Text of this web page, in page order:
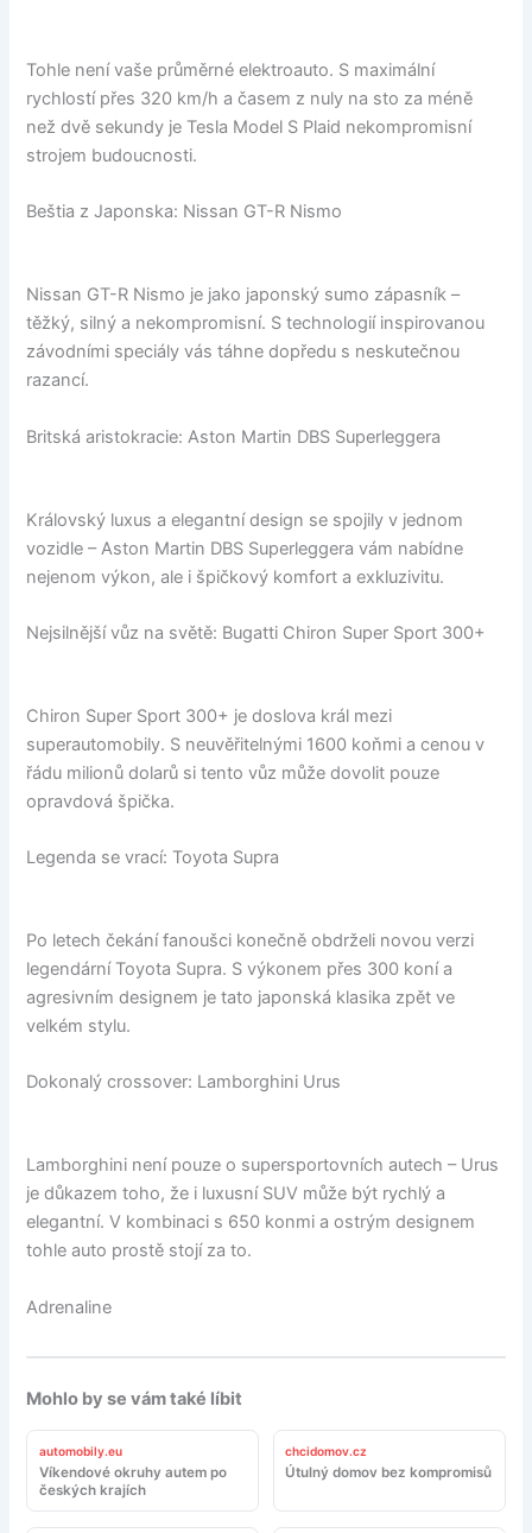
Tohle není vaše průměrné elektroauto. S maximální
rychlostí přes 320 km/h a časem z nuly na sto za méně
než dvě sekundy je Tesla Model S Plaid nekompromisní
strojem budoucnosti.
Beštia z Japonska: Nissan GT-R Nismo
Nissan GT-R Nismo je jako japonský sumo zápasník –
těžký, silný a nekompromisní. S technologií inspirovanou
závodními speciály vás táhne dopředu s neskutečnou
razancí.
Britská aristokracie: Aston Martin DBS Superleggera
Královský luxus a elegantní design se spojily v jednom
vozidle – Aston Martin DBS Superleggera vám nabídne
nejenom výkon, ale i špičkový komfort a exkluzivitu.
Nejsilnější vůz na světě: Bugatti Chiron Super Sport 300+
Chiron Super Sport 300+ je doslova král mezi
superautomobily. S neuvěřitelnými 1600 koňmi a cenou v
řádu milionů dolarů si tento vůz může dovolit pouze
opravdová špička.
Legenda se vrací: Toyota Supra
Po letech čekání fanoušci konečně obdrželi novou verzi
legendární Toyota Supra. S výkonem přes 300 koní a
agresivním designem je tato japonská klasika zpět ve
velkém stylu.
Dokonalý crossover: Lamborghini Urus
Lamborghini není pouze o supersportovních autech – Urus
je důkazem toho, že i luxusní SUV může být rychlý a
elegantní. V kombinaci s 650 konmi a ostrým designem
tohle auto prostě stojí za to.
Adrenaline
Mohlo by se vám také líbit
automobily.eu
Víkendové okruhy autem po
českých krajích
chcidomov.cz
Útulný domov bez kompromisů